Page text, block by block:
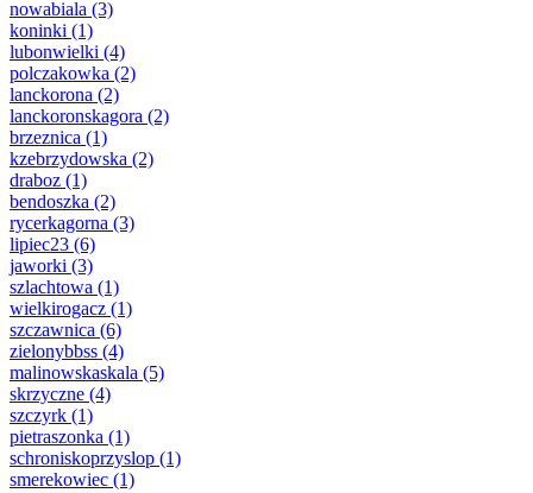
nowabiala (3)
koninki (1)
lubonwielki (4)
polczakowka (2)
lanckorona (2)
lanckoronskagora (2)
brzeznica (1)
kzebrzydowska (2)
draboz (1)
bendoszka (2)
rycerkagorna (3)
lipiec23 (6)
jaworki (3)
szlachtowa (1)
wielkirogacz (1)
szczawnica (6)
zielonybbss (4)
malinowskaskala (5)
skrzyczne (4)
szczyrk (1)
pietraszonka (1)
schroniskoprzyslop (1)
smerekowiec (1)